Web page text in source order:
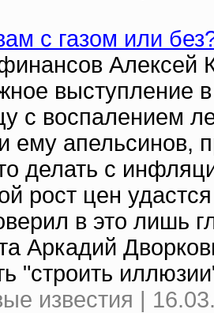
с газом или
Алексей
выступление
с воспалением
ему апельсинов,
делать с
рост цен
в это лишь
Аркадий
"строить
известия |